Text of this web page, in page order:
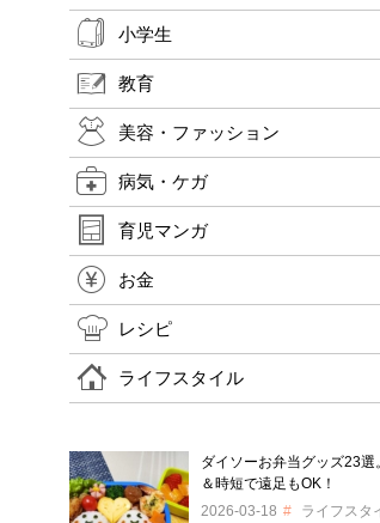
小学生
教育
美容・ファッション
病気・ケガ
育児マンガ
お金
レシピ
ライフスタイル
ダイソーお弁当グッズ23選
＆時短で遠足もOK！
2026-03-18
ライフスタ